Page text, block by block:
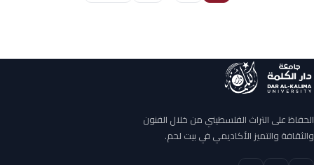
الحفاظ على التراث الفلسطيني من خلال الفنون
والثقافة والتميز الأكاديمي في بيت لحم.